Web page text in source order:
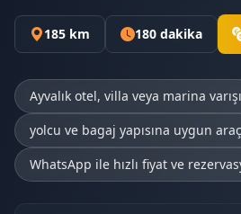
185 km 180 dakika
Ayvalık otel, villa veya marina varışı
yolcu ve bagaj yapısına uygun
WhatsApp ile hızlı fiyat ve